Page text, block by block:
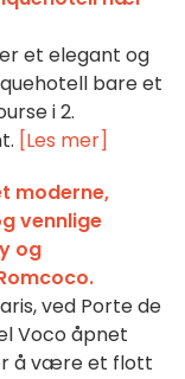
et elegant og
bare et
i 2.
[Les mer]
moderne,
vennlige
og
ved Porte de
Voco åpnet
å være et flott